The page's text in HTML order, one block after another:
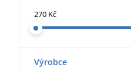
270 Kč
Výrobce